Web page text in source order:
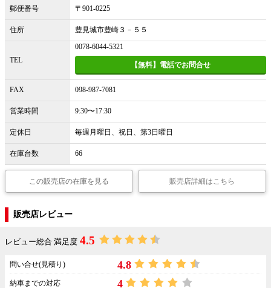
郵便番号 〒901-0225
住所 豊見城市豊崎３－５５
TEL
0078-6044-5321
【無料】電話でお問合せ
FAX 098-987-7081
営業時間 9:30〜17:30
定休日 毎週月曜日、祝日、第3日曜日
在庫台数 66
この販売店の在庫を見る 販売店詳細はこちら
販売店レビュー
レビュー総合 満足度 4.5
問い合せ(見積り) 4.8
納車までの対応 4